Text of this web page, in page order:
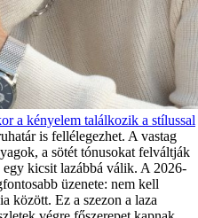
a kényelem találkozik a stílussal
is fellélegezhet. A vastag
a sötét tónusokat felváltják
egy kicsit lazábbá válik. A 2026-
üzenete: nem kell
között. Ez a szezon a laza